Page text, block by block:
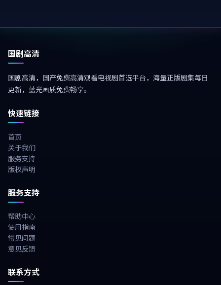
国剧高清
国剧高清，国产免费高清观看电视剧首选平台，海量正版剧集每日
更新，蓝光画质免费畅享。
快速链接
首页
关于我们
服务支持
版权声明
服务支持
帮助中心
使用指南
常见问题
意见反馈
联系方式